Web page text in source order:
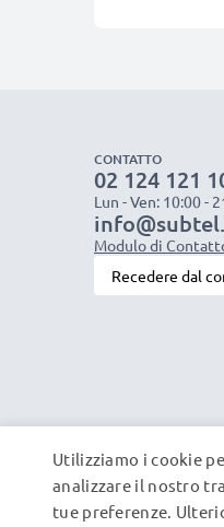
CONTATTO
02 124 121
Lun - Ven: 10:00 -
Modulo di
Recedere dal
Utilizziamo i cookie
analizzare il nostro
tue preferenze.